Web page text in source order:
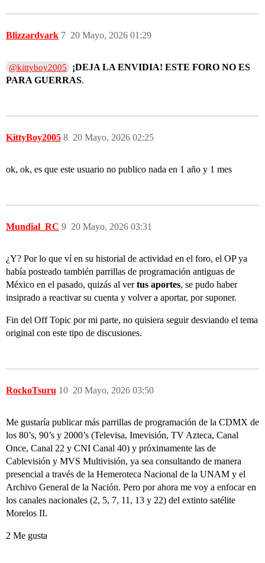
Blizzardvark 20 Mayo, 2026 01:29
7
@kittyboy2005 ¡DEJA LA ENVIDIA! ESTE FORO NO ES
PARA GUERRAS.
KittyBoy2005 20 Mayo, 2026 02:25
8
ok, ok, es que este usuario no publico nada en 1 año y 1 mes
Mundial_RC 20 Mayo, 2026 03:31
9
¿Y? Por lo que ví en su historial de actividad en el foro, el OP ya
había posteado también parrillas de programación antiguas de
México en el pasado, quizás al vertus aportes, se pudo haber
insiprado a reactivar su cuenta y volver a aportar, por suponer.
Fin del Off Topic por mi parte, no quisiera seguir desviando el tema
original con este tipo de discusiones.
RockoTsuru 20 Mayo, 2026 03:50
10
Me gustaría publicar más parrillas de programación de la CDMX de
los 80’s, 90’s y 2000’s (Televisa, Imevisión, TV Azteca, Canal
Once, Canal 22 y CNI Canal 40) y próximamente las de
Cablevisión y MVS Multivisión, ya sea consultando de manera
presencial a través de la Hemeroteca Nacional de la UNAM y el
Archivo General de la Nación. Pero por ahora me voy a enfocar en
los canales nacionales (2, 5, 7, 11, 13 y 22) del extinto satélite
Morelos II.
2 Me gusta